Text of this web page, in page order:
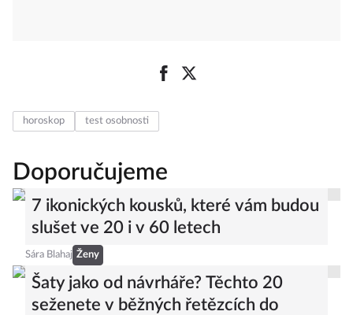
horoskop test osobnosti
Doporučujeme
7 ikonických kousků, které vám budou
slušet ve 20 i v 60 letech
Sára Blahaj Ženy
Šaty jako od návrháře? Těchto 20
seženete v běžných řetězcích do